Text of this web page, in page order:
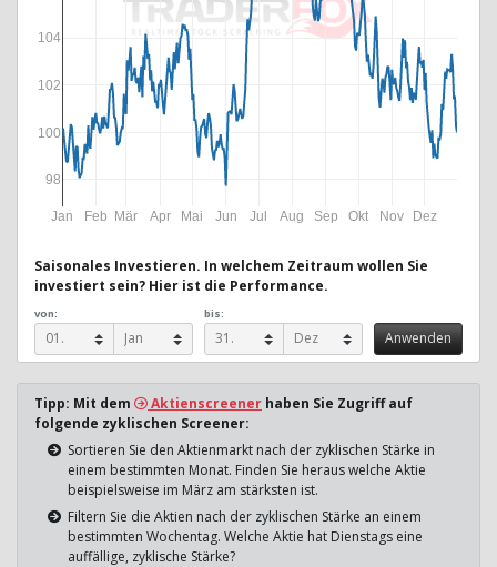
Jan Feb Mär Apr Mai Jun Jul Aug Sep Okt Nov Dez
98
100
102
104
Saisonales Investieren. In welchem Zeitraum wollen Sie
investiert sein? Hier ist die Performance.
von: bis:
Tipp: Mit dem Aktienscreener haben Sie Zugriff auf
folgende zyklischen Screener:
Sortieren Sie den Aktienmarkt nach der zyklischen Stärke in
einem bestimmten Monat. Finden Sie heraus welche Aktie
beispielsweise im März am stärksten ist.
Filtern Sie die Aktien nach der zyklischen Stärke an einem
bestimmten Wochentag. Welche Aktie hat Dienstags eine
auffällige, zyklische Stärke?